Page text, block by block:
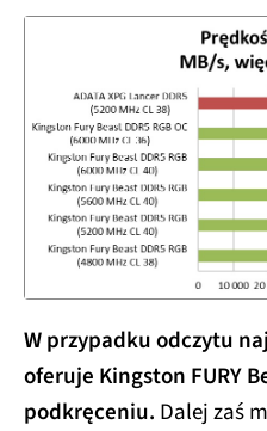
W przypadku odczytu
oferuje Kingston FURY
podkręceniu. Dalej zaś